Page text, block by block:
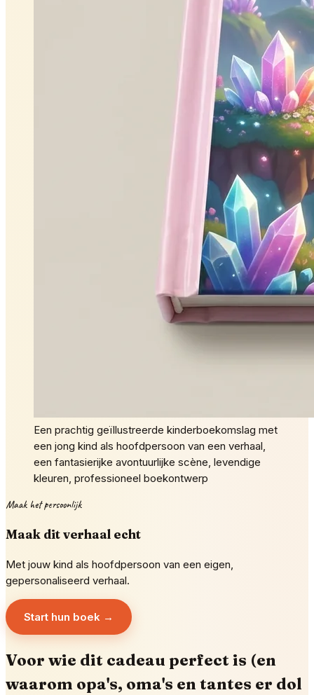
Een prachtig geïllustreerde kinderboekomslag met
een jong kind als hoofdpersoon van een verhaal,
een fantasierijke avontuurlijke scène, levendige
kleuren, professioneel boekontwerp
Maak het persoonlijk
Maak dit verhaal echt
Met jouw kind als hoofdpersoon van een eigen,
gepersonaliseerd verhaal.
Start hun boek →
Voor wie dit cadeau perfect is (en
waarom opa's, oma's en tantes er dol